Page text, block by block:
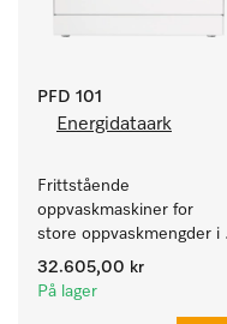
PFD 101
Energidataark
Frittstående
oppvaskmaskiner for
store oppvaskmengder i
husholdninger, kantiner,
kafeer og grovkjøkken.
32.605,00 kr
På lager